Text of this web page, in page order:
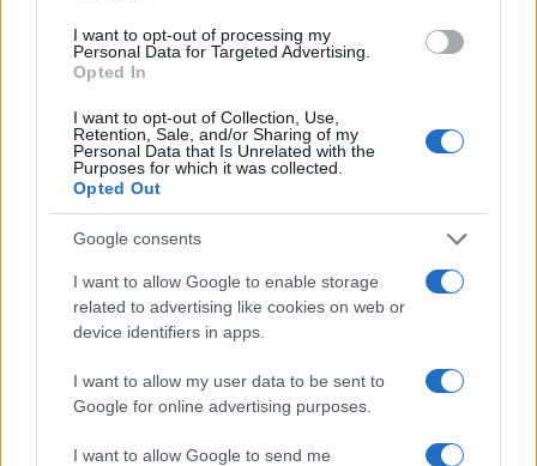
I want to opt-out of processing my
Personal Data for Targeted Advertising.
Opted In
I want to opt-out of Collection, Use,
Retention, Sale, and/or Sharing of my
Personal Data that Is Unrelated with the
Purposes for which it was collected.
Opted Out
Google consents
I want to allow Google to enable storage
related to advertising like cookies on web or
device identifiers in apps.
I want to allow my user data to be sent to
Google for online advertising purposes.
I want to allow Google to send me
Incidente sulla provinciale 125, paura tra Olbia e
Arzachena
Incidente sulla strada provinciale ad Arzachena,
un ferito
Sangue, musica e solidarietà con Avis Olbia al
Delta Center
Meteo Olbia 9 agosto, temperature in calo